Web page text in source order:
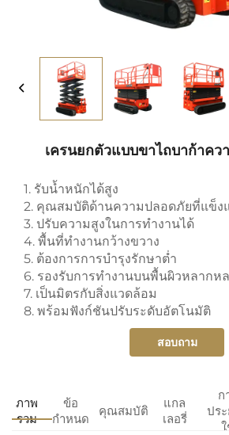
เครนยกตัวแบบขาไถบาก้าคว
1. รับน้ำหนักได้สูง
2. คุณสมบัติด้านความปลอดภัยที่แข็ง
3. ปรับความสูงในการทำงานได้
4. พื้นที่ทำงานกว้างขวาง
5. ต้องการการบำรุงรักษาต่ำ
6. รองรับการทำงานบนพื้นผิวหลากห
7. เป็นมิตรกับสิ่งแวดล้อม
8. พร้อมฟังก์ชันปรับระดับอัตโนมัติ
สอบถาม
ภาพ
รวม
ข้อ
กำหนด
คุณสมบัติ
แกล
เลอรี่
ก
ปร